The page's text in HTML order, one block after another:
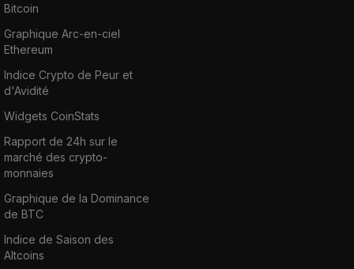
Bitcoin
Graphique Arc-en-ciel
Ethereum
Indice Crypto de Peur et
d'Avidité
Widgets CoinStats
Rapport de 24h sur le
marché des crypto-
monnaies
Graphique de la Dominance
de BTC
Indice de Saison des
Altcoins